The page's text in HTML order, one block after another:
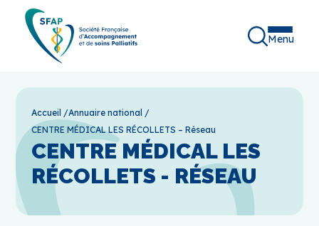
Menu
Accueil /Annuaire national /
CENTRE MÉDICAL LES RÉCOLLETS – Réseau
CENTRE MÉDICAL LES
RÉCOLLETS - RÉSEAU